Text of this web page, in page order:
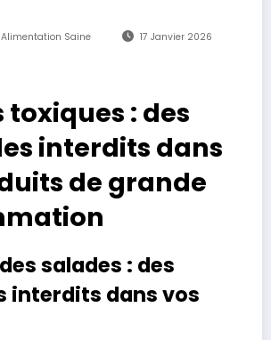
Alimentation Saine 17 Janvier 2026
toxiques : des
interdits dans
de grande
salades : des
interdits dans vos